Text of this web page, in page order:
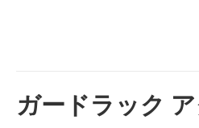
ブ
ガードラック